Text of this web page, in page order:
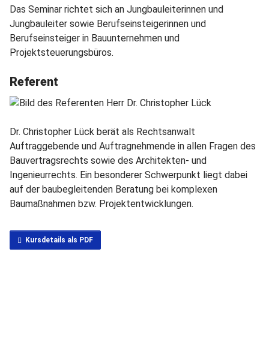
Das Seminar richtet sich an Jungbauleiterinnen und
Jungbauleiter sowie Berufseinsteigerinnen und
Berufseinsteiger in Bauunternehmen und
Projektsteuerungsbüros.
Referent
Dr. Christopher Lück berät als Rechtsanwalt
Auftraggebende und Auftragnehmende in allen Fragen des
Bauvertragsrechts sowie des Architekten- und
Ingenieurrechts. Ein besonderer Schwerpunkt liegt dabei
auf der baubegleitenden Beratung bei komplexen
Baumaßnahmen bzw. Projektentwicklungen.
Kursdetails als PDF